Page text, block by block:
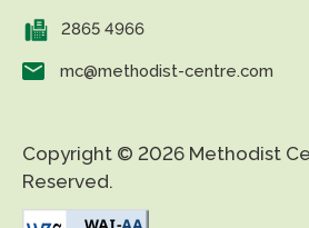
2865 4966
mc@methodist-centre.com
Copyright © 2026 Methodist
Reserved.